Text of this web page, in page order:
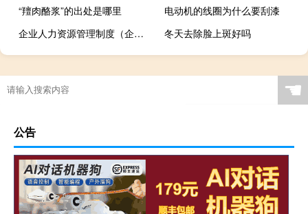
“羶肉酪浆”的出处是哪里
电动机的线圈为什么要刮漆
企业人力资源管理制度（企业人事管理制度）
冬天去除脸上斑好吗
☚
公告